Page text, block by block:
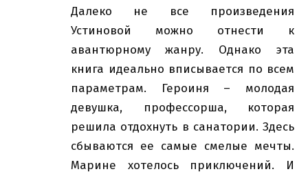
Далеко не все произведения
Устиновой можно отнести к
авантюрному жанру. Однако эта
книга идеально вписывается по всем
параметрам. Героиня – молодая
девушка, профессорша, которая
решила отдохнуть в санатории. Здесь
сбываются ее самые смелые мечты.
Марине хотелось приключений. И